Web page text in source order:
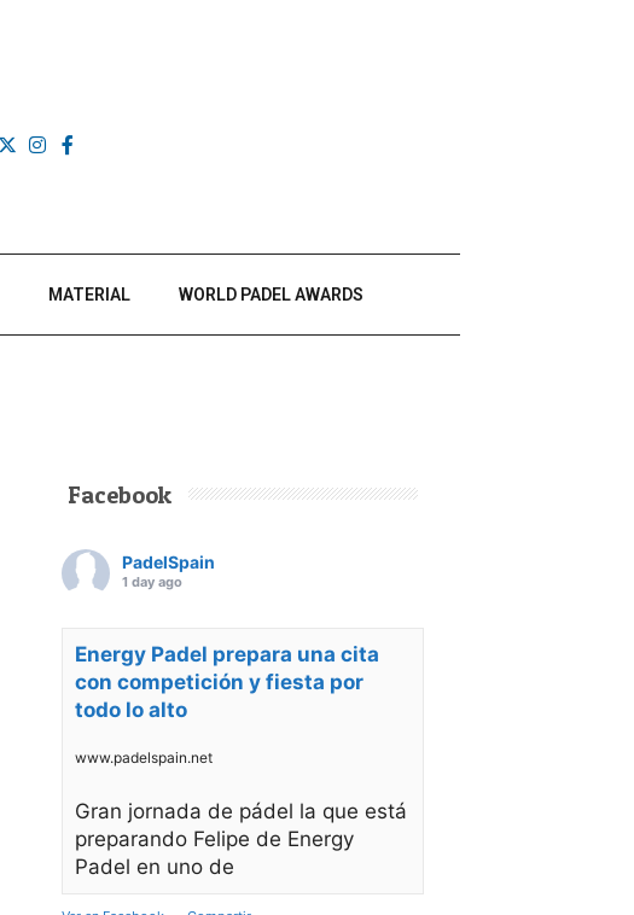
MATERIAL WORLD PADEL AWARDS
Facebook
PadelSpain
1 day ago
Energy Padel prepara una cita
con competición y fiesta por
todo lo alto
www.padelspain.net
Gran jornada de pádel la que está
preparando Felipe de Energy
Padel en uno de